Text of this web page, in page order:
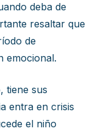
deba de
resaltar que
de
emocional.
tiene sus
entra en crisis
el niño